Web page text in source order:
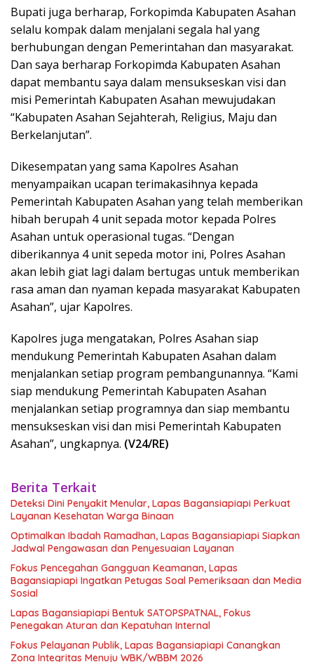
Bupati juga berharap, Forkopimda Kabupaten Asahan
selalu kompak dalam menjalani segala hal yang
berhubungan dengan Pemerintahan dan masyarakat.
Dan saya berharap Forkopimda Kabupaten Asahan
dapat membantu saya dalam mensukseskan visi dan
misi Pemerintah Kabupaten Asahan mewujudakan
“Kabupaten Asahan Sejahterah, Religius, Maju dan
Berkelanjutan”.
Dikesempatan yang sama Kapolres Asahan
menyampaikan ucapan terimakasihnya kepada
Pemerintah Kabupaten Asahan yang telah memberikan
hibah berupah 4 unit sepada motor kepada Polres
Asahan untuk operasional tugas. “Dengan
diberikannya 4 unit sepeda motor ini, Polres Asahan
akan lebih giat lagi dalam bertugas untuk memberikan
rasa aman dan nyaman kepada masyarakat Kabupaten
Asahan”, ujar Kapolres.
Kapolres juga mengatakan, Polres Asahan siap
mendukung Pemerintah Kabupaten Asahan dalam
menjalankan setiap program pembangunannya. “Kami
siap mendukung Pemerintah Kabupaten Asahan
menjalankan setiap programnya dan siap membantu
mensukseskan visi dan misi Pemerintah Kabupaten
Asahan”, ungkapnya. (V24/RE)
Berita Terkait
Deteksi Dini Penyakit Menular, Lapas Bagansiapiapi Perkuat
Layanan Kesehatan Warga Binaan
Optimalkan Ibadah Ramadhan, Lapas Bagansiapiapi Siapkan
Jadwal Pengawasan dan Penyesuaian Layanan
Fokus Pencegahan Gangguan Keamanan, Lapas
Bagansiapiapi Ingatkan Petugas Soal Pemeriksaan dan Media
Sosial
Lapas Bagansiapiapi Bentuk SATOPSPATNAL, Fokus
Penegakan Aturan dan Kepatuhan Internal
Fokus Pelayanan Publik, Lapas Bagansiapiapi Canangkan
Zona Integritas Menuju WBK/WBBM 2026